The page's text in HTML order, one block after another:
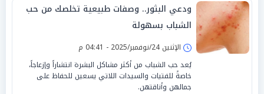
ودعي البثور.. وصفات طبيعية تخلصك من حب
الشباب بسهولة
الإثنين 24/نوفمبر/2025 - 04:41 م
يُعد حب الشباب من أكثر مشاكل البشرة انتشاراً وإزعاجاً،
خاصةً للفتيات والسيدات اللاتي يسعين للحفاظ على
جمالهن وأناقتهن.